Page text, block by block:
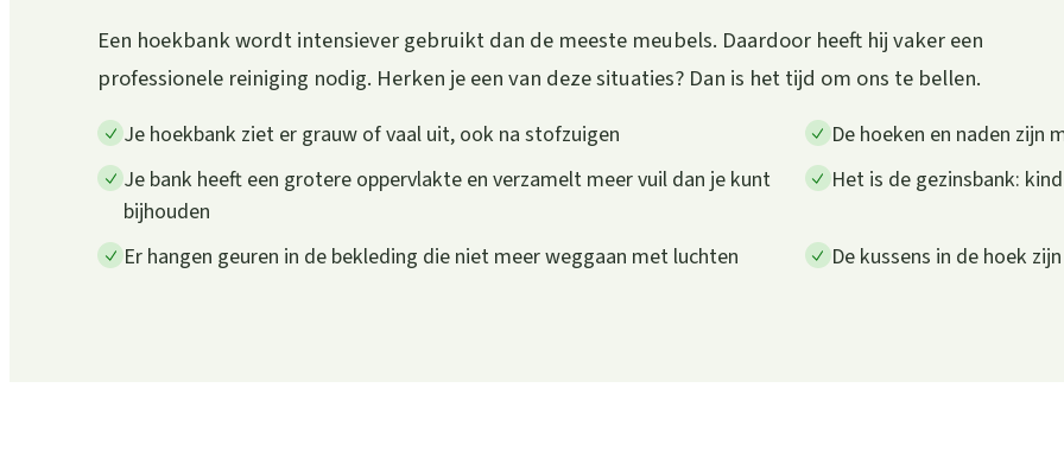
Een hoekbank wordt intensiever gebruikt dan de meeste meubels. Daardoor heeft hij vaker een
professionele reiniging nodig. Herken je een van deze situaties? Dan is het tijd om ons te bellen.
Je hoekbank ziet er grauw of vaal uit, ook na stofzuigen
De hoeken en naden zijn
Je bank heeft een grotere oppervlakte en verzamelt meer vuil dan je kunt
bijhouden
Het is de gezinsbank:
Er hangen geuren in de bekleding die niet meer weggaan met luchten De kussens in de hoek